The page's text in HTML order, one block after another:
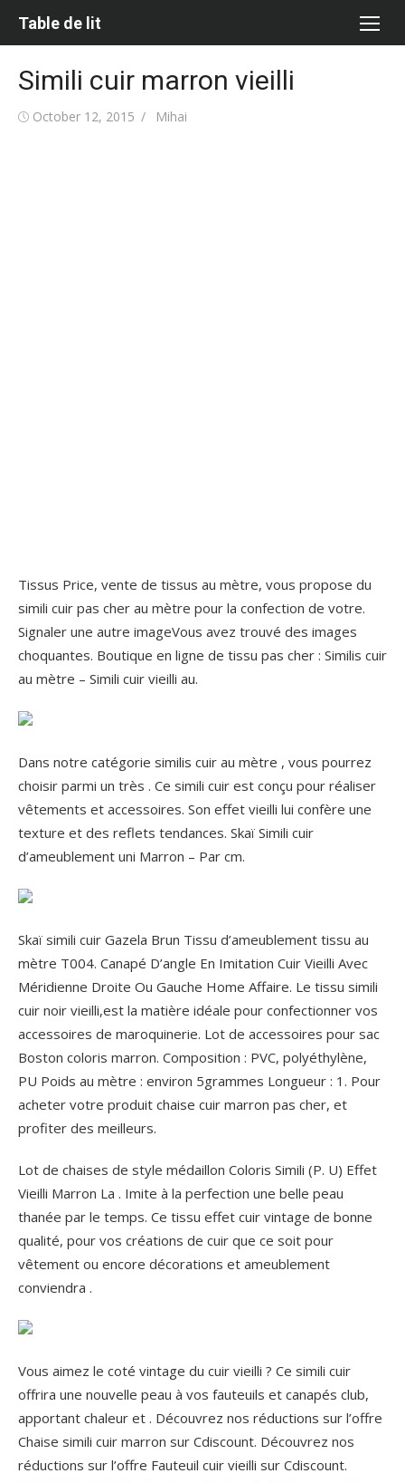
Table de lit
Simili cuir marron vieilli
Posted
October 12, 2015 Author
Mihai
Tissus Price, vente de tissus au mètre, vous propose du
simili cuir pas cher au mètre pour la confection de votre.
Signaler une autre imageVous avez trouvé des images
choquantes. Boutique en ligne de tissu pas cher : Similis cuir
au mètre – Simili cuir vieilli au.
Dans notre catégorie similis cuir au mètre , vous pourrez
choisir parmi un très . Ce simili cuir est conçu pour réaliser
vêtements et accessoires. Son effet vieilli lui confère une
texture et des reflets tendances. Skaï Simili cuir
d’ameublement uni Marron – Par cm.
Skaï simili cuir Gazela Brun Tissu d’ameublement tissu au
mètre T004. Canapé D’angle En Imitation Cuir Vieilli Avec
Méridienne Droite Ou Gauche Home Affaire. Le tissu simili
cuir noir vieilli,est la matière idéale pour confectionner vos
accessoires de maroquinerie. Lot de accessoires pour sac
Boston coloris marron. Composition : PVC, polyéthylène,
PU Poids au mètre : environ 5grammes Longueur : 1. Pour
acheter votre produit chaise cuir marron pas cher, et
profiter des meilleurs.
Lot de chaises de style médaillon Coloris Simili (P. U) Effet
Vieilli Marron La . Imite à la perfection une belle peau
thanée par le temps. Ce tissu effet cuir vintage de bonne
qualité, pour vos créations de cuir que ce soit pour
vêtement ou encore décorations et ameublement
conviendra .
Vous aimez le coté vintage du cuir vieilli ? Ce simili cuir
offrira une nouvelle peau à vos fauteuils et canapés club,
apportant chaleur et . Découvrez nos réductions sur l’offre
Chaise simili cuir marron sur Cdiscount. Découvrez nos
réductions sur l’offre Fauteuil cuir vieilli sur Cdiscount.